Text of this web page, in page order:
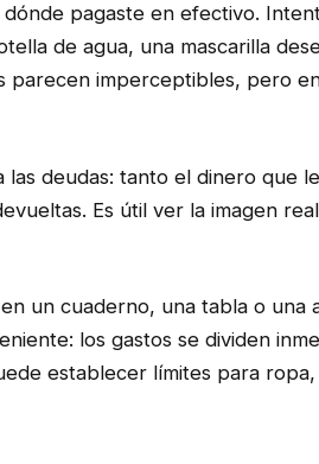
pagaste en efectivo.
de agua, una mascarilla
parecen imperceptibles, pero
deudas: tanto el dinero que
Es útil ver la imagen
un cuaderno, una tabla o una
los gastos se dividen
establecer límites para